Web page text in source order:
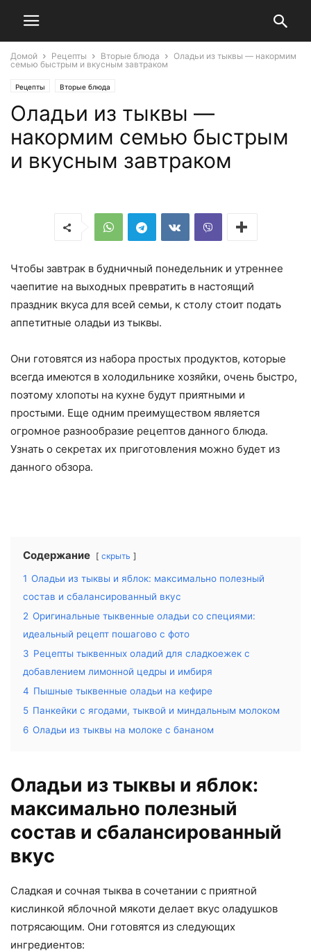
Домой Рецепты Вторые блюда
Оладьи из тыквы — накормим
семью быстрым и вкусным завтраком
Рецепты Вторые блюда
Оладьи из тыквы —
накормим семью быстрым
и вкусным завтраком
Чтобы завтрак в будничный понедельник и утреннее
чаепитие на выходных превратить в настоящий
праздник вкуса для всей семьи, к столу стоит подать
аппетитные оладьи из тыквы.
Они готовятся из набора простых продуктов, которые
всегда имеются в холодильнике хозяйки, очень быстро,
поэтому хлопоты на кухне будут приятными и
простыми. Еще одним преимуществом является
огромное разнообразие рецептов данного блюда.
Узнать о секретах их приготовления можно будет из
данного обзора.
Содержание скрыть
1 Оладьи из тыквы и яблок: максимально полезный
состав и сбалансированный вкус
2 Оригинальные тыквенные оладьи со специями:
идеальный рецепт пошагово с фото
3 Рецепты тыквенных оладий для сладкоежек с
добавлением лимонной цедры и имбиря
4 Пышные тыквенные оладьи на кефире
5 Панкейки с ягодами, тыквой и миндальным молоком
6 Оладьи из тыквы на молоке с бананом
Оладьи из тыквы и яблок:
максимально полезный
состав и сбалансированный
вкус
Сладкая и сочная тыква в сочетании с приятной
кислинкой яблочной мякоти делает вкус оладушков
потрясающим. Они готовятся из следующих
ингредиентов: